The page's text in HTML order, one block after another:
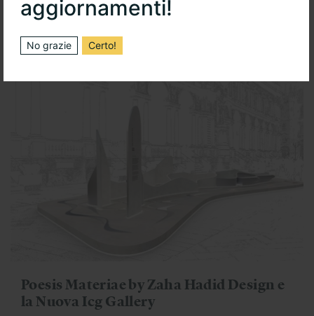
In occasione del Fuorisalone 2024, il Flagship Store milanese svelerà
in anteprima il suo innovat...
Poesis Materiae by Zaha Hadid Design e
la Nuova Icg Gallery
aggiornamenti!
No grazie Certo!